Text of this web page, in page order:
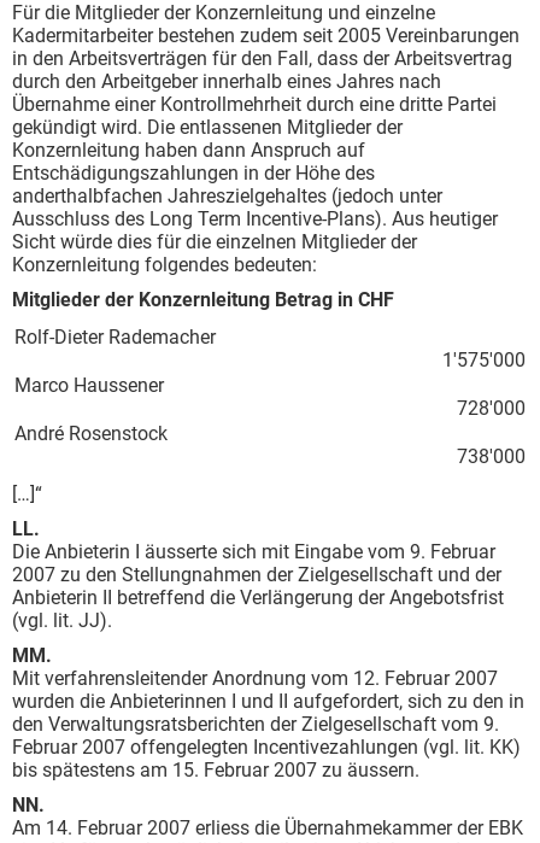
Für die Mitglieder der Konzernleitung und einzelne
Kadermitarbeiter bestehen zudem seit 2005 Vereinbarungen
in den Arbeitsverträgen für den Fall, dass der Arbeitsvertrag
durch den Arbeitgeber innerhalb eines Jahres nach
Übernahme einer Kontrollmehrheit durch eine dritte Partei
gekündigt wird. Die entlassenen Mitglieder der
Konzernleitung haben dann Anspruch auf
Entschädigungszahlungen in der Höhe des
anderthalbfachen Jahreszielgehaltes (jedoch unter
Ausschluss des Long Term Incentive-Plans). Aus heutiger
Sicht würde dies für die einzelnen Mitglieder der
Konzernleitung folgendes bedeuten:
Mitglieder der Konzernleitung Betrag in CHF
Rolf-Dieter Rademacher
1'575'000
Marco Haussener
728'000
André Rosenstock
738'000
[…]“
LL.
Die Anbieterin I äusserte sich mit Eingabe vom 9. Februar
2007 zu den Stellungnahmen der Zielgesellschaft und der
Anbieterin II betreffend die Verlängerung der Angebotsfrist
(vgl. lit. JJ).
MM.
Mit verfahrensleitender Anordnung vom 12. Februar 2007
wurden die Anbieterinnen I und II aufgefordert, sich zu den in
den Verwaltungsratsberichten der Zielgesellschaft vom 9.
Februar 2007 offengelegten Incentivezahlungen (vgl. lit. KK)
bis spätestens am 15. Februar 2007 zu äussern.
NN.
Am 14. Februar 2007 erliess die Übernahmekammer der EBK